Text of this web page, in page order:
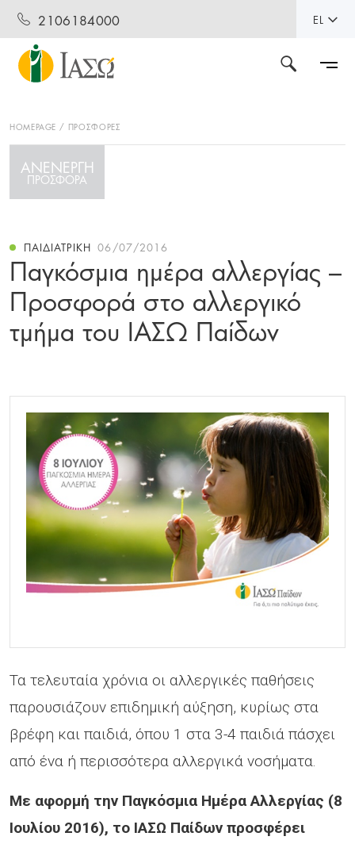
2106184000 EL
HOMEPAGE ΠΡΟΣΦΟΡΕΣ
ΑΝΕΝΕΡΓΗ
ΠΡΟΣΦΟΡΑ
ΠΑΙΔΙΑΤΡΙΚΉ 06/07/2016
Παγκόσμια ημέρα αλλεργίας –
Προσφορά στο αλλεργικό
τμήμα του ΙΑΣΩ Παίδων
Τα τελευταία χρόνια οι αλλεργικές παθήσεις
παρουσιάζουν επιδημική αύξηση, κυρίως στα
βρέφη και παιδιά, όπου 1 στα 3-4 παιδιά πάσχει
από ένα ή περισσότερα αλλεργικά νοσήματα.
Με αφορμή την Παγκόσμια Ημέρα Αλλεργίας (8
Ιουλίου 2016), το ΙΑΣΩ Παίδων προσφέρει